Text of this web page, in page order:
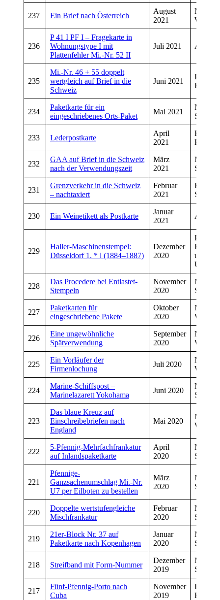
237 Ein Brief nach Österreich
August
2021
236
P 41 I PF I – Fragekarte in
Wohnungstype I mit
Plattenfehler Mi.-Nr. 52 II
Juli 2021
235
Mi.-Nr. 46 + 55 doppelt
wertgleich auf Brief in die
Schweiz
Juni 2021
Peter
234
Paketkarte für ein
eingeschriebenes Orts-Paket
Mai 2021
233 Lederpostkarte
April
2021
Peter
232
GAA auf Brief in die Schweiz
nach der Verwendungszeit
März
2021
Schmitt
231
Grenzverkehr in die Schweiz
– nachtaxiert
Februar
2021
Hans
230 Ein Weinetikett als Postkarte
Januar
2021
229
Haller-Maschinenstempel:
Düsseldorf 1. * l (1884–1887)
Dezember
2020
Peter
und
Uhr
228
Das Procedere bei Entlastet-
Stempeln
November
2020
Schmitt
227
Paketkarten für
eingeschriebene Pakete
Oktober
2020
226
Eine ungewöhnliche
Spätverwendung
September
2020
225
Ein Vorläufer der
Firmenlochung
Juli 2020
224
Marine-Schiffspost –
Marinelazarett Yokohama
Juni 2020
Schmitt
223
Das blaue Kreuz auf
Einschreibebriefen nach
England
Mai 2020
222
5-Pfennig-Mehrfachfrankatur
auf Inlandspaketkarte
April
2020
221
Pfennige-
Ganzsachenumschlag Mi.-Nr.
U7 per Eilboten zu bestellen
März
2020
220
Doppelte wertstufengleiche
Mischfrankatur
Februar
2020
219
21er-Block Nr. 37 auf
Paketkarte nach Kopenhagen
Januar
2020
218 Streifband mit Form-Nummer
Dezember
2019
217
Fünf-Pfennig-Porto nach
Cuba
November
2019
Peter